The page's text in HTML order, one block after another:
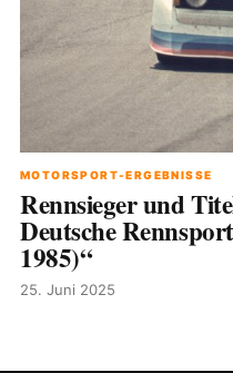
MOTORSPORT-ERGEBNISSE
Rennsieger und
Deutsche
1985)“
25. Juni 2025